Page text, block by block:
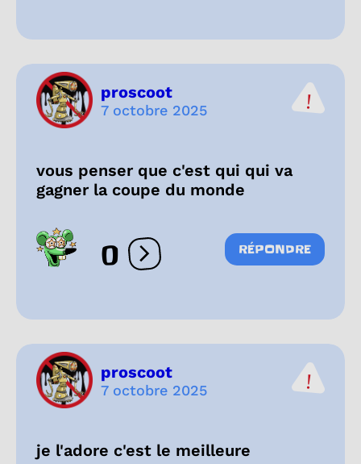
proscoot
7 octobre 2025
vous penser que c'est qui qui va
gagner la coupe du monde
0 Ouvrir les réactions
RÉPONDRE
proscoot
7 octobre 2025
je l'adore c'est le meilleure